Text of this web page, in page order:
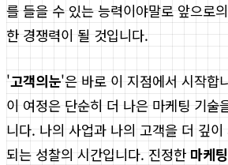
를 들을 수 있는 능력이야말로 앞으로
한 경쟁력이 될 것입니다.
'고객의눈'은 바로 이 지점에서 시작합
이 여정은 단순히 더 나은 마케팅 기술
니다. 나의 사업과 나의 고객을 더 깊
되는 성찰의 시간입니다. 진정한 마케